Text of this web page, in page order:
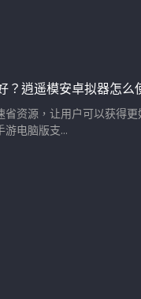
？逍遥模安卓拟器怎么
资源，让用户可以获得
电脑版支...